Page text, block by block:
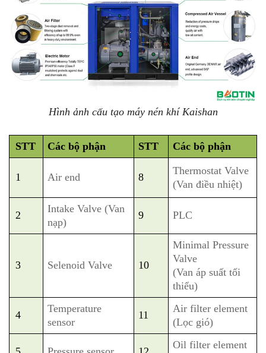
Hình ảnh cấu tạo máy nén khí Kaishan
STT Các bộ phận STT Các bộ phận
1 Air end 8
Thermostat Valve
(Van điều nhiệt)
2
Intake Valve (Van
nạp)
9 PLC
3 Selenoid Valve 10
Minimal Pressure
Valve
(Van áp suất tối
thiểu)
4
Temperature
sensor
11
Air filter element
(Lọc gió)
Oil filter element